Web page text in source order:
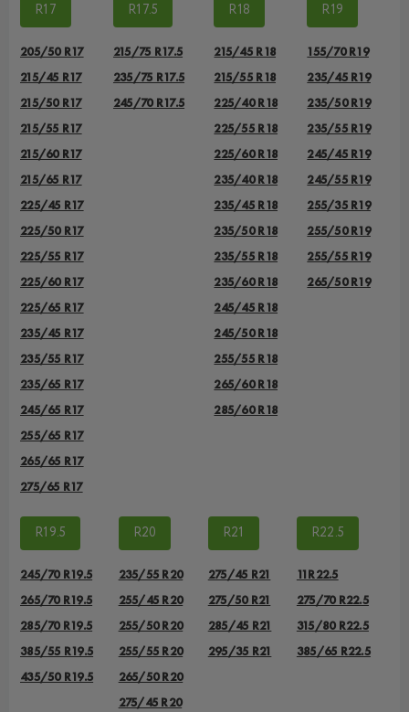
R17
205/50 R17
215/45 R17
215/50 R17
215/55 R17
215/60 R17
215/65 R17
225/45 R17
225/50 R17
225/55 R17
225/60 R17
225/65 R17
235/45 R17
235/55 R17
235/65 R17
245/65 R17
255/65 R17
265/65 R17
275/65 R17
R17.5
215/75 R17.5
235/75 R17.5
245/70 R17.5
R18
215/45 R18
215/55 R18
225/40 R18
225/55 R18
225/60 R18
235/40 R18
235/45 R18
235/50 R18
235/55 R18
235/60 R18
245/45 R18
245/50 R18
255/55 R18
265/60 R18
285/60 R18
R19
155/70 R19
235/45 R19
235/50 R19
235/55 R19
245/45 R19
245/55 R19
255/35 R19
255/50 R19
255/55 R19
265/50 R19
R19.5
245/70 R19.5
265/70 R19.5
285/70 R19.5
385/55 R19.5
435/50 R19.5
R20
235/55 R20
255/45 R20
255/50 R20
255/55 R20
265/50 R20
275/45 R20
R21
275/45 R21
275/50 R21
285/45 R21
295/35 R21
R22.5
11R22.5
275/70 R22.5
315/80 R22.5
385/65 R22.5